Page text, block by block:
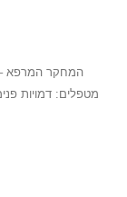
המחקר המרפא
מטפלים: דמויות